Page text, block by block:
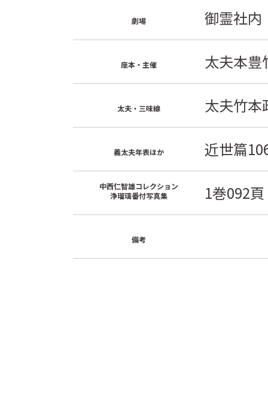
劇場 御霊社内
座本・主催 太夫本豊
太夫・三味線 太夫竹
義太夫年表ほか 近世篇
中西仁智雄コレクション
浄瑠璃番付写真集
1巻092頁
備考